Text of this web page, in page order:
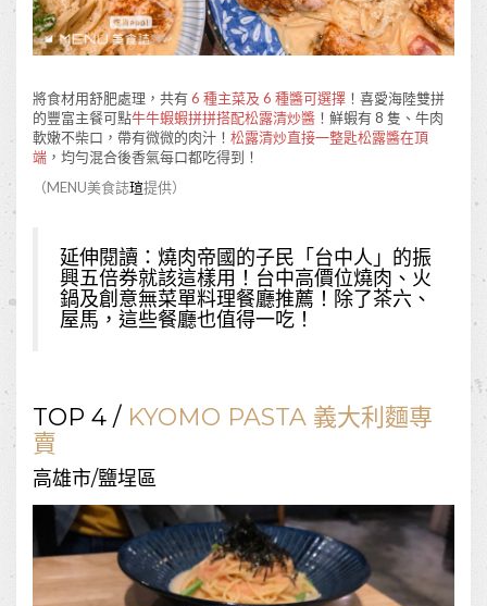
將食材用舒肥處理，共有6 種主菜及 6 種醬可選擇 ！喜愛海陸雙拼
的豐富主餐可點牛牛蝦蝦拼拼搭配松露清炒醬 ！鮮蝦有 8 隻、牛肉
軟嫩不柴口，帶有微微的肉汁！ 松露清炒直接一整匙松露醬在頂
端 ，均勻混合後香氣每口都吃得到！
（MENU美食誌瑄提供）
延伸閱讀： 燒肉帝國的子民「台中人」的振
興五倍券就該這樣用！台中高價位燒肉、火
鍋及創意無菜單料理餐廳推薦！除了茶六、
屋馬，這些餐廳也值得一吃！
TOP 4 / KYOMO PASTA 義大利麵専
賣
高雄市/鹽埕區